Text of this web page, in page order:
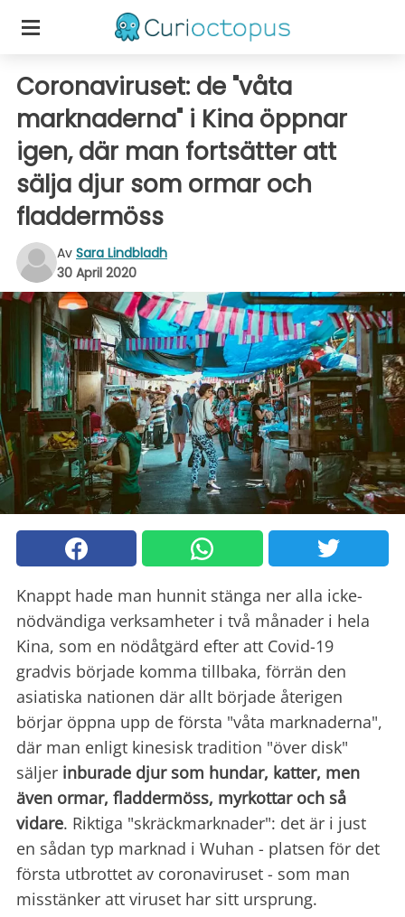
Coronaviruset: de "våta
marknaderna" i Kina öppnar
igen, där man fortsätter att
sälja djur som ormar och
fladdermöss
Av Sara Lindbladh
30 April 2020
Knappt hade man hunnit stänga ner alla icke-
nödvändiga verksamheter i två månader i hela
Kina, som en nödåtgärd efter att Covid-19
gradvis började komma tillbaka, förrän den
asiatiska nationen där allt började återigen
börjar öppna upp de första "våta marknaderna",
där man enligt kinesisk tradition "över disk"
säljer inburade djur som hundar, katter, men
även ormar, fladdermöss, myrkottar och så
vidare. Riktiga "skräckmarknader": det är i just
en sådan typ marknad i Wuhan - platsen för det
första utbrottet av coronaviruset - som man
misstänker att viruset har sitt ursprung.